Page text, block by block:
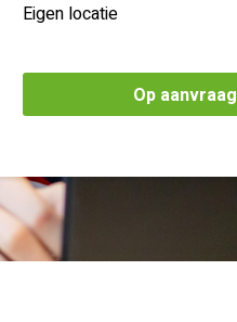
Eigen locatie
Op aanvraag